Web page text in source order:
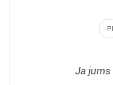
Ja jums